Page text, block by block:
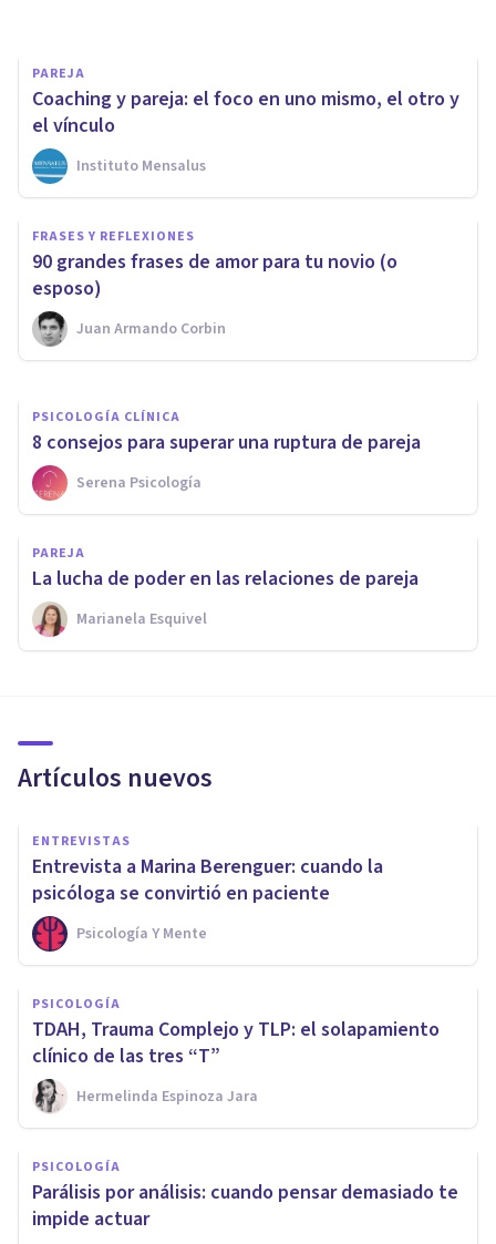
PAREJA
Coaching y pareja: el foco en uno mismo, el otro y
el vínculo
Instituto Mensalus
FRASES Y REFLEXIONES
90 grandes frases de amor para tu novio (o
esposo)
Juan Armando Corbin
¿Por qué se termina el amor en
una relación de pareja?
Arturo Torres
PSICOLOGÍA CLÍNICA
8 consejos para superar una ruptura de pareja
Serena Psicología
PAREJA
​La lucha de poder en las relaciones de pareja
Marianela Esquivel
Artículos nuevos
ENTREVISTAS
Entrevista a Marina Berenguer: cuando la
psicóloga se convirtió en paciente
Psicología Y Mente
PSICOLOGÍA
TDAH, Trauma Complejo y TLP: el solapamiento
clínico de las tres “T”
Hermelinda Espinoza Jara
PSICOLOGÍA
Parálisis por análisis: cuando pensar demasiado te
impide actuar